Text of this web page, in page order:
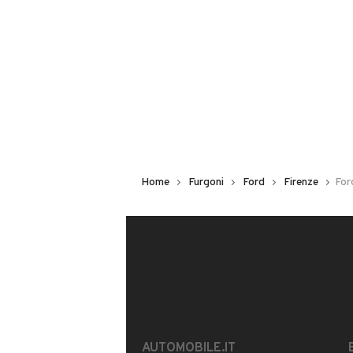
Home Furgoni Ford Firenze
AUTOMOBILE.IT